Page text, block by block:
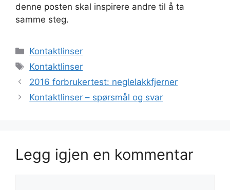
denne posten skal inspirere andre til å ta
samme steg.
Kategorier
Kontaktlinser
Stikkord
Kontaktlinser
2016 forbrukertest: neglelakkfjerner
Kontaktlinser – spørsmål og svar
Legg igjen en kommentar